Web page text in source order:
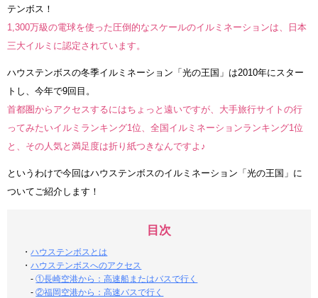
テンボス！
1,300万級の電球を使った圧倒的なスケールのイルミネーションは、日本
三大イルミに認定されています。
ハウステンボスの冬季イルミネーション「光の王国」は2010年にスター
トし、今年で9回目。
首都圏からアクセスするにはちょっと遠いですが、大手旅行サイトの行
ってみたいイルミランキング1位、全国イルミネーションランキング1位
と、その人気と満足度は折り紙つきなんですよ♪
というわけで今回はハウステンボスのイルミネーション「光の王国」に
ついてご紹介します！
目次
・ハウステンボスとは
・ハウステンボスへのアクセス
-①長崎空港から：高速船またはバスで行く
-②福岡空港から：高速バスで行く